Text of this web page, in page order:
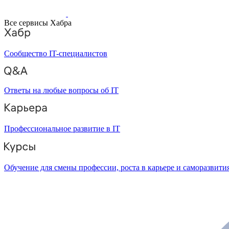
Все сервисы Хабра
Сообщество IT-специалистов
Ответы на любые вопросы об IT
Профессиональное развитие в IT
Обучение для смены профессии, роста в карьере и